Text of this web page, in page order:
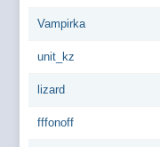
Vampirka
unit_kz
lizard
fffonoff